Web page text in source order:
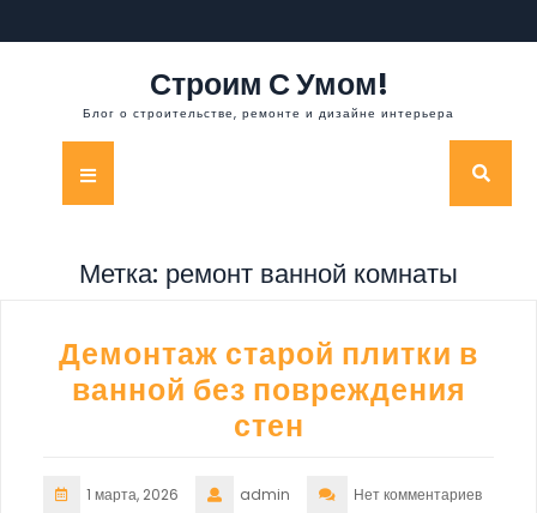
к
Строим С Умом!
Блог о строительстве, ремонте и дизайне интерьера
Кнопка
Метка: ремонт ванной комнаты
Демонтаж старой плитки в
ванной без повреждения
стен
1 марта, 2026 admin Нет комментариев